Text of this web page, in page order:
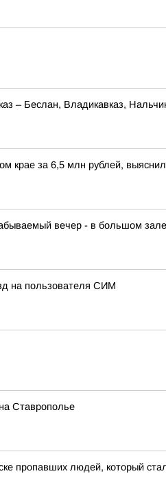
– Беслан, Владикавказ,
крае за 6,5 млн рублей,
вечер - в большом зале
на пользователя СИМ
Ставрополье
пропавших людей, который